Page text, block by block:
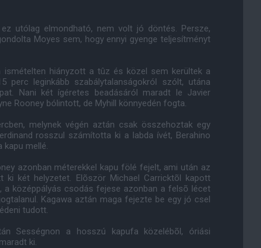
utólag elmondható, nem volt jó döntés. Persze,
Moyes sem, hogy ennyi gyenge teljesítményt
hiányzott a tûz és közel sem kerültek a
perc leginkább szabálytalanságokról szólt, utána
Nani két ígéretes beadásáról maradt le Javier
Rooney bólintott, de Myhill könnyedén fogta.
melynek végén aztán csak összehoztak egy
rosszul számította ki a labda ívét, Berahino
kapu mellé.
azonban méterekkel kapu fölé fejelt, ami után az
ki két helyzetet. Elõször Michael Carricktõl kapott
a középpályás csodás fejese azonban a felsõ lécet
Kagawa aztán maga fejezte be egy jó csel
tudott.
Sességnon a hosszú kapufa közelébõl, óriási
ki.